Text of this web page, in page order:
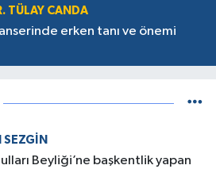
TÜLAY CANDA
erken tanı ve önemi
SEZGIN
Beyliği’ne başkentlik yapan